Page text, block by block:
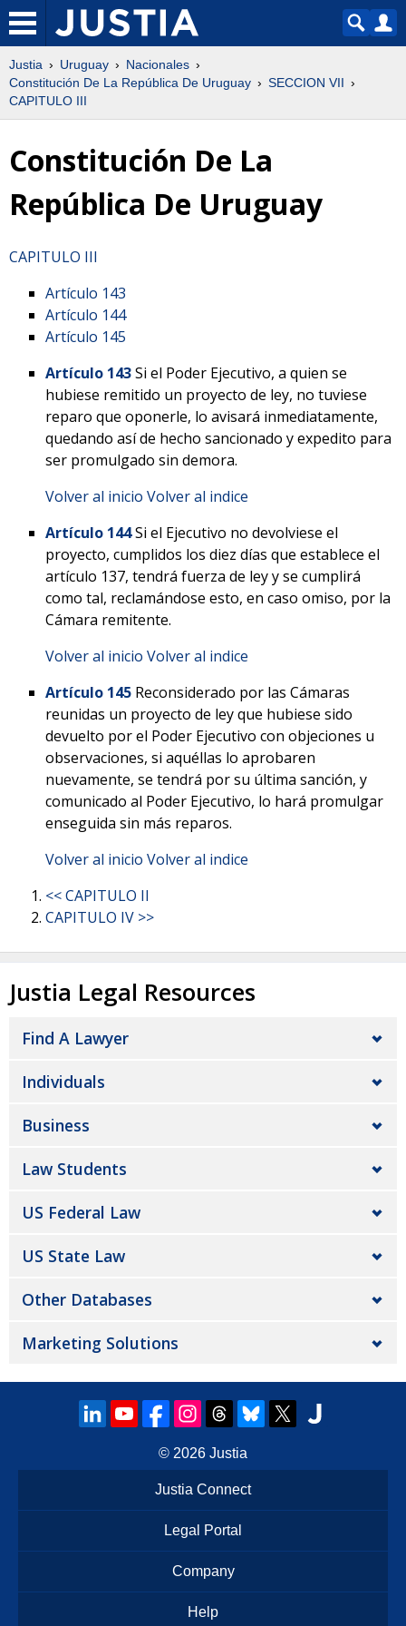
Justia Uruguay
Nacionales
Constitución De La República De Uruguay
SECCION VII
CAPITULO III
Constitución De La
República De Uruguay
CAPITULO III
Artículo 143
Artículo 144
Artículo 145
Artículo 143Si el Poder Ejecutivo, a quien se
hubiese remitido un proyecto de ley, no tuviese
reparo que oponerle, lo avisará inmediatamente,
quedando así de hecho sancionado y expedito para
ser promulgado sin demora.
Volver al inicio Volver al indice
Artículo 144Si el Ejecutivo no devolviese el
proyecto, cumplidos los diez días que establece el
artículo 137, tendrá fuerza de ley y se cumplirá
como tal, reclamándose esto, en caso omiso, por la
Cámara remitente.
Volver al inicio Volver al indice
Artículo 145 Reconsiderado por las Cámaras
reunidas un proyecto de ley que hubiese sido
devuelto por el Poder Ejecutivo con objeciones u
observaciones, si aquéllas lo aprobaren
nuevamente, se tendrá por su última sanción, y
comunicado al Poder Ejecutivo, lo hará promulgar
enseguida sin más reparos.
Volver al inicio Volver al indice
<< CAPITULO II
CAPITULO IV >>
Justia Legal Resources
Find A Lawyer
Individuals
Business
Law Students
US Federal Law
US State Law
Other Databases
Marketing Solutions
© 2026 Justia
Justia Connect
Legal Portal
Company
Help